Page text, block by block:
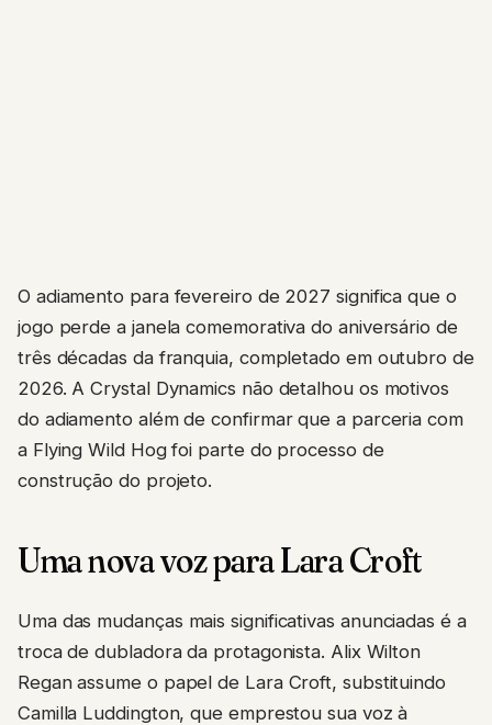
O adiamento para fevereiro de 2027 significa que o
jogo perde a janela comemorativa do aniversário de
três décadas da franquia, completado em outubro de
2026. A Crystal Dynamics não detalhou os motivos
do adiamento além de confirmar que a parceria com
a Flying Wild Hog foi parte do processo de
construção do projeto.
Uma nova voz para Lara Croft
Uma das mudanças mais significativas anunciadas é a
troca de dubladora da protagonista. Alix Wilton
Regan assume o papel de Lara Croft, substituindo
Camilla Luddington, que emprestou sua voz à